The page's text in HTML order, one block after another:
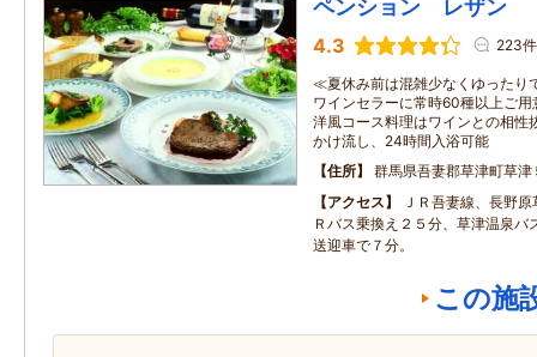
ペンション レザン
4.3 223件
≪夏休み前は混雑少なくゆった
ワインセラーに常時60種以上ご
洋風コース料理はワインとの相
かけ流し、24時間入浴可能
住所
群馬県吾妻郡草津町草津
アクセス
ＪＲ吾妻線、長野
Ｒバス乗換え２５分、草津温泉バ
送迎車で７分。
この施